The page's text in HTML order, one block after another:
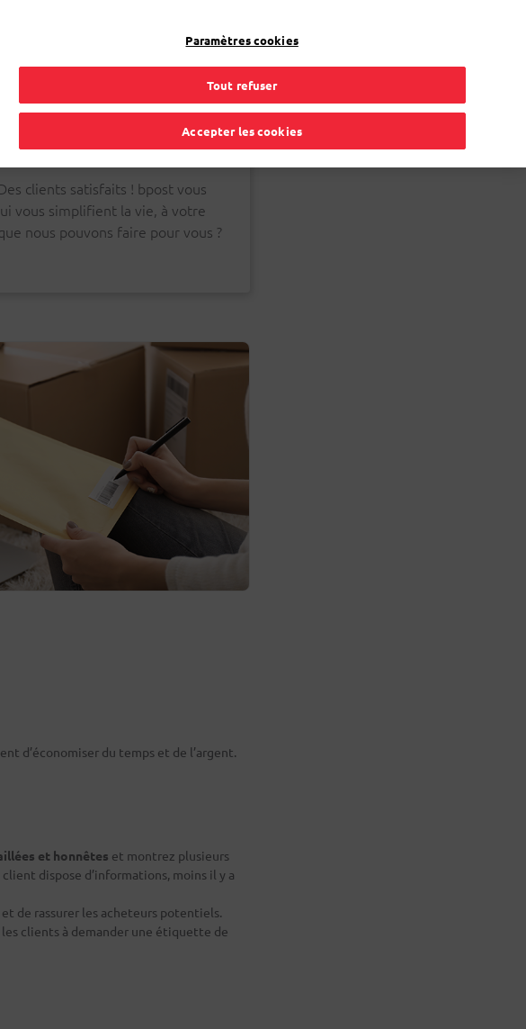
Professionnel
FAQ eShop
clients satisfaits ! bpost vous
vous simplifient la vie, à votre
nous pouvons faire pour vous ?
d’économiser du temps et de l’argent.
et honnêtes et montrez plusieurs
dispose d’informations, moins il y a
et de rassurer les acheteurs potentiels.
clients à demander une étiquette de
Paramètres cookies
Tout refuser
Accepter les cookies